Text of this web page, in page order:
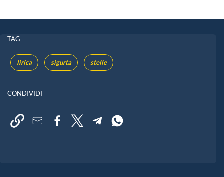
TAG
lirica sigurta stelle
CONDIVIDI